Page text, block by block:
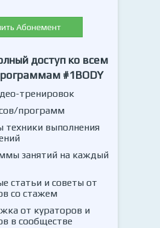
Абонемент
доступ ко всем
#1BODY
тренировок
программ
техники выполнения
занятий на каждый
статьи и советы от
со стажем
от кураторов и
в сообществе